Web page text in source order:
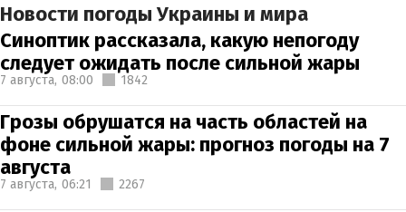
Новости погоды Украины и мира
Синоптик рассказала, какую непогоду
следует ожидать после сильной жары
7 августа, 08:00 1842
Грозы обрушатся на часть областей на
фоне сильной жары: прогноз погоды на 7
августа
7 августа, 06:21 2267